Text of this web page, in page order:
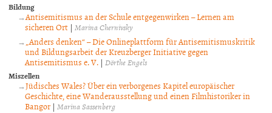
Bildung
Antisemitismus an der Schule entgegenwirken – Lernen am
sicheren Ort | Marina Chernivsky
„Anders denken“ – Die Onlineplattform für Antisemitismuskritik
und Bildungsarbeit der Kreuzberger Initiative gegen
Antisemitismus e. V. | Dörthe Engels
Miszellen
Jüdisches Wales? Über ein verborgenes Kapitel europäischer
Geschichte, eine Wanderausstellung und einen Filmhistoriker in
Bangor | Marina Sassenberg